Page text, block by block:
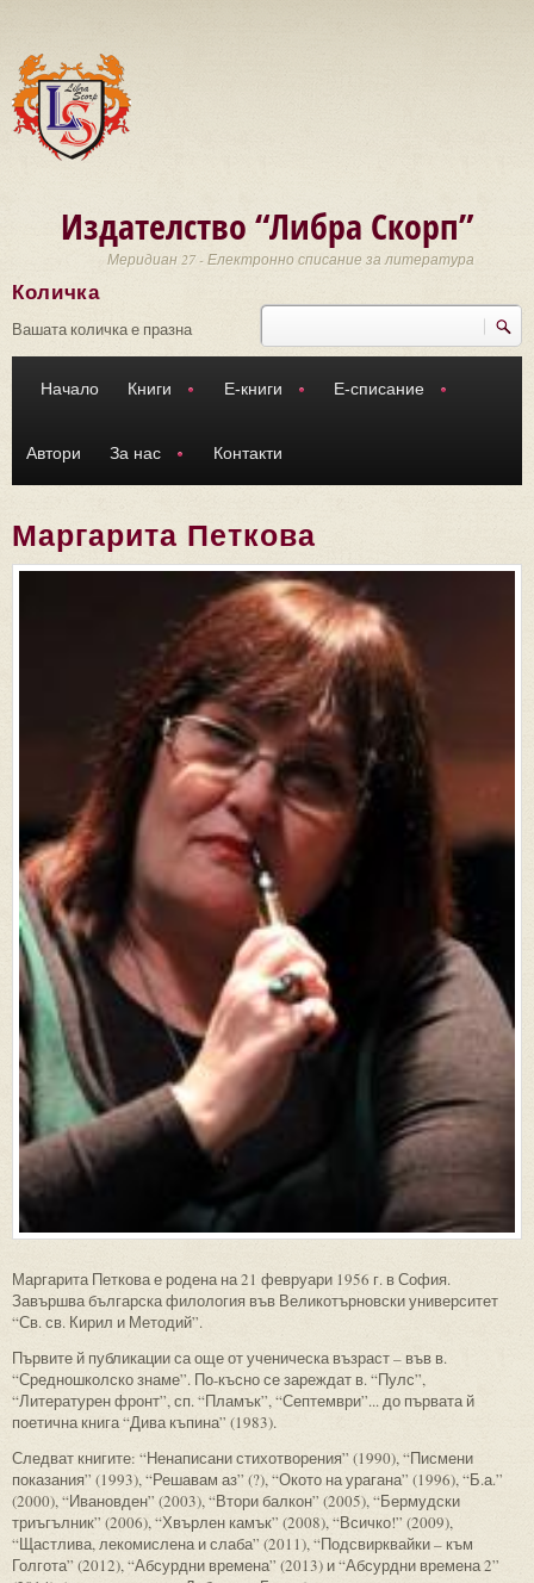
Издателство “Либра Скорп”
Меридиан 27 - Електронно списание за литература
Търси
Количка
Вашата количка е празна
Начало Книги Е-книги Е-списание
Автори За нас Контакти
Маргарита Петкова
Маргарита Петкова е родена на 21 февруари 1956 г. в София.
Завършва българска филология във Великотърновски университет
“Св. св. Кирил и Методий”.
Първите й публикации са още от ученическа възраст – във в.
“Средношколско знаме”. По-късно се зареждат в. “Пулс”,
“Литературен фронт”, сп. “Пламък”, “Септември”... до първата й
поетична книга “Дива къпина” (1983).
Следват книгите: “Ненаписани стихотворения” (1990), “Писмени
показания” (1993), “Решавам аз” (?), “Окото на урагана” (1996), “Б.а.”
(2000), “Ивановден” (2003), “Втори балкон” (2005), “Бермудски
триъгълник” (2006), “Хвърлен камък” (2008), “Всичко!” (2009),
“Щастлива, лекомислена и слаба” (2011), “Подсвирквайки – към
Голгота” (2012), “Абсурдни времена” (2013) и “Абсурдни времена 2”